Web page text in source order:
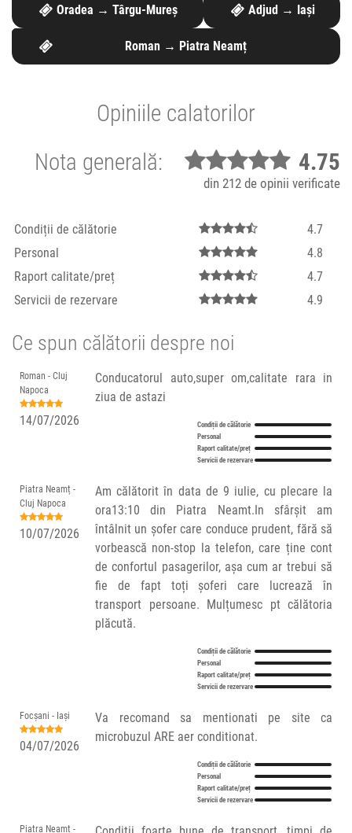
Oradea → Târgu-Mureș Adjud → Iași
Roman → Piatra Neamț
Opiniile calatorilor
Nota generală:
4.75
din 212 de opinii verificate
Condiții de călătorie
4.7
Personal
4.8
Raport calitate/preț
4.7
Servicii de rezervare
4.9
Ce spun călătorii despre noi
Roman - Cluj
Napoca
14/07/2026
Conducatorul auto,super om,calitate rara in
ziua de astazi
Condiții de călătorie
Personal
Raport calitate/preț
Servicii de rezervare
Piatra Neamț -
Cluj Napoca
10/07/2026
Am călătorit în data de 9 iulie, cu plecare la
ora13:10 din Piatra Neamt.In sfârșit am
întâlnit un șofer care conduce prudent, fără să
vorbească non-stop la telefon, care ține cont
de confortul pasagerilor, așa cum ar trebui să
fie de fapt toți șoferi care lucrează în
transport persoane. Mulțumesc pt călătoria
plăcută.
Condiții de călătorie
Personal
Raport calitate/preț
Servicii de rezervare
Focșani - Iași
04/07/2026
Va recomand sa mentionati pe site ca
microbuzul ARE aer conditionat.
Condiții de călătorie
Personal
Raport calitate/preț
Servicii de rezervare
Piatra Neamț -